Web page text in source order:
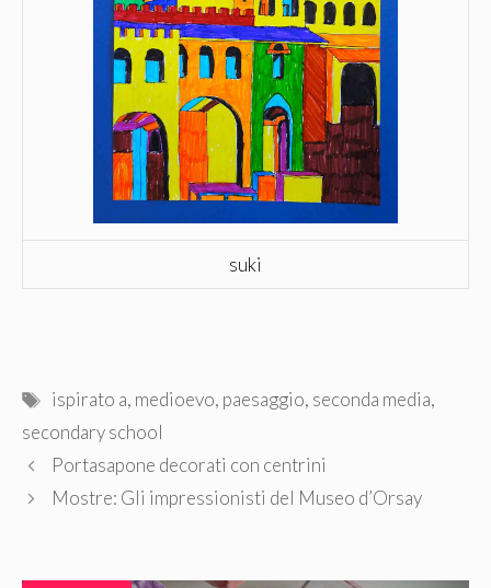
suki
Tag
ispirato a, medioevo, paesaggio, seconda media,
secondary school
Portasapone decorati con centrini
Mostre: Gli impressionisti del Museo d’Orsay